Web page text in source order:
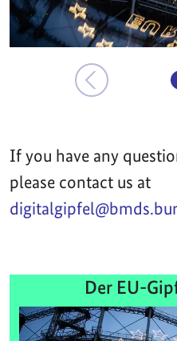
If you have any
please contact us at
Der EU-